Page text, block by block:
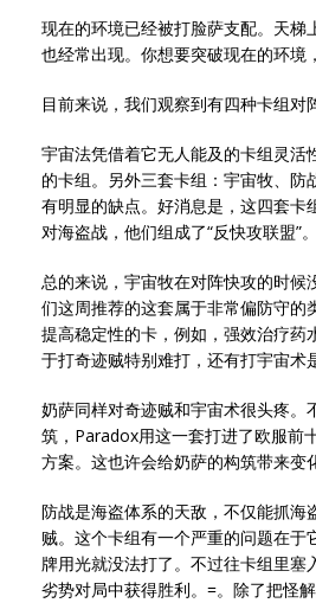
现在的环境已经被打脸萨支配。天梯
也经常出现。你想要突破现在的环境
目前来说，我们观察到有四种卡组对
宇宙法凭借着它无人能及的卡组灵活
的卡组。另外三套卡组：宇宙牧、防
有明显的缺点。好消息是，这四套卡
对海盗战，他们组成了“反快攻联盟”。
总的来说，宇宙牧在对阵快攻的时候
们这周推荐的这套属于非常偏防守的
提高稳定性的卡，例如，强效治疗药
于打奇迹贼特别难打，还有打宇宙术
奶萨同样对奇迹贼和宇宙术很头疼。
筑，Paradox用这一套打进了欧服前
方案。这也许会给奶萨的构筑带来变
防战是海盗体系的天敌，不仅能抓海
贼。这个卡组有一个严重的问题在于
牌用光就没法打了。不过往卡组里塞
劣势对局中获得胜利。=。除了把怪